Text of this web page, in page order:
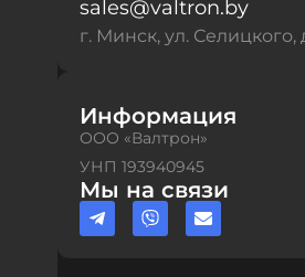
sales@valtron.by
г. Минск, ул. Селицкого,
Информация
ООО «Валтрон»
УНП 193940945
Мы на связи